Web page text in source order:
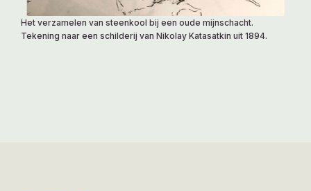
Het verzamelen van steenkool bij een oude mijnschacht.
Tekening naar een schilderij van Nikolay Katasatkin uit 1894.